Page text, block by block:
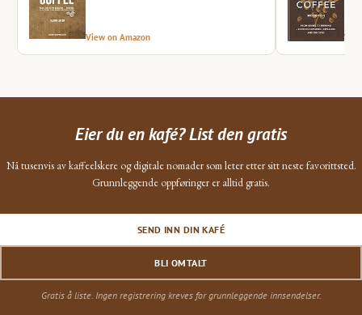
View on Amazon
Eier du en kafé? List den gratis
Nå tusenvis av kaffeelskere og digitale nomader som leter etter sitt neste favorittsted.
Grunnleggende oppføringer er alltid gratis.
SEND INN DIN KAFÉ
BLI OMTALT
Gratis å liste. Ingen registrering kreves for grunnleggende innsendelser.